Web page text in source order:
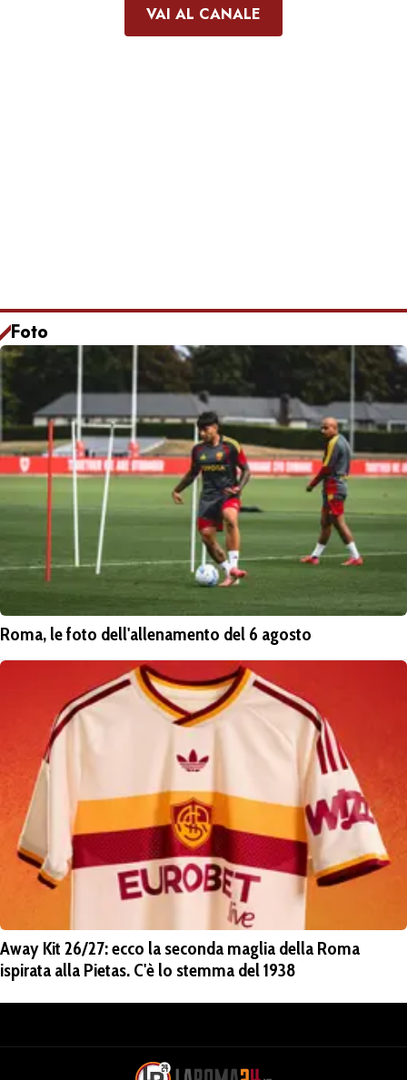
VAI AL CANALE
Foto
Roma, le foto dell'allenamento del 6 agosto
Away Kit 26/27: ecco la seconda maglia della Roma
ispirata alla Pietas. C'è lo stemma del 1938